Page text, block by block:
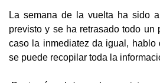
La semana de la vuelta ha sido
previsto y se ha retrasado todo un
caso la inmediatez da igual, hablo
se puede recopilar toda la